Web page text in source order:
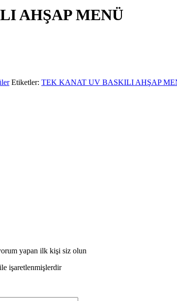
AHŞAP MENÜ
Etiketler: TEK KANAT UV BASKILI AHŞAP
yapan ilk kişi siz olun
ile işaretlenmişlerdir